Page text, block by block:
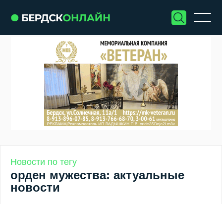
Новости по тегу
орден мужества: актуальные
новости